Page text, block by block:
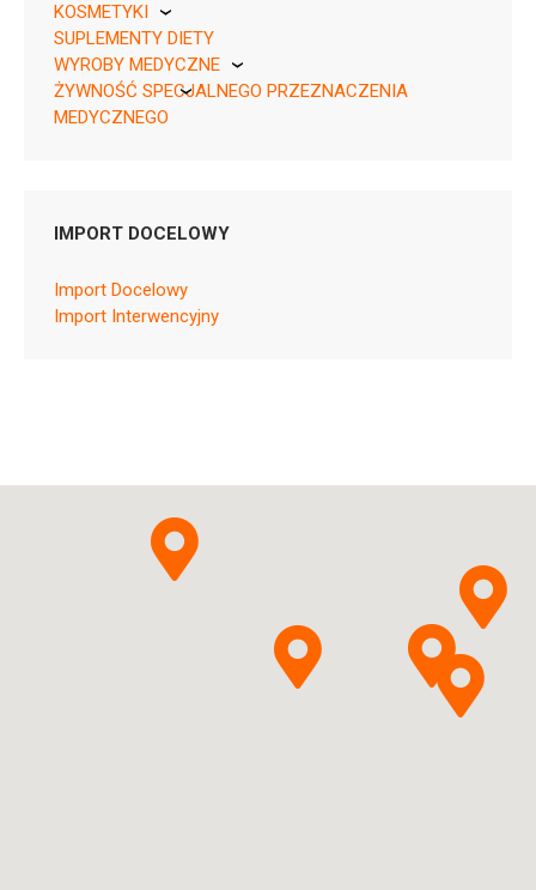
05909990135011 ¦ Rp ¦ Skasowane ¦ 4094
20 tabl.
Lz ¦ Skasowane ¦ 4095
250 tabl.
C03CA01
Furosemidum Zakłady
KOSMETYKI
Pierre Fabre
SUPLEMENTY DIETY
WYROBY MEDYCZNE
KikGel
ŻYWNOŚĆ SPECJALNEGO PRZEZNACZENIA
MEDYCZNEGO
IMPORT DOCELOWY
Import Docelowy
Import Interwencyjny